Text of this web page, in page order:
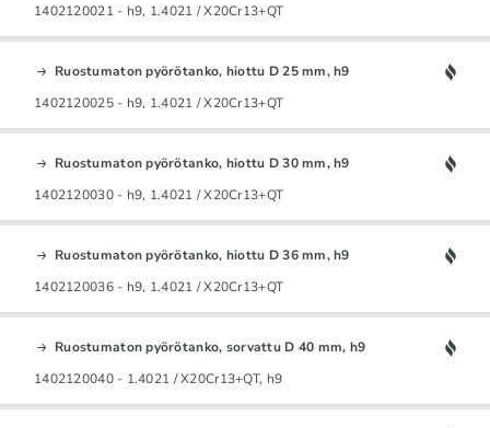
1402120021 - h9, 1.4021 / X20Cr13+QT
Ruostumaton pyörötanko, hiottu D 25 mm, h9
1402120025 - h9, 1.4021 / X20Cr13+QT
Ruostumaton pyörötanko, hiottu D 30 mm, h9
1402120030 - h9, 1.4021 / X20Cr13+QT
Ruostumaton pyörötanko, hiottu D 36 mm, h9
1402120036 - h9, 1.4021 / X20Cr13+QT
Ruostumaton pyörötanko, sorvattu D 40 mm, h9
1402120040 - 1.4021 / X20Cr13+QT, h9